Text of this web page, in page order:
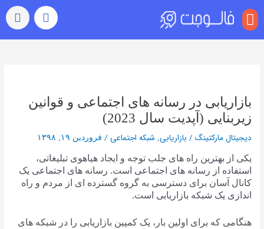
منو
بازاریابی در رسانه های اجتماعی و قوانین
زیربنایی (آپدیت سال 2023)
دیجیتال مارکتینگ / بازاریابی, شبکه اجتماعی / فروردین ۱۹, ۱۳۹۸
یکی از بهترین راه های جلب توجه و ایجاد هیاهوی تبلیغاتی،
استفاده از رسانه های اجتماعی است. رسانه های اجتماعی یک
کانال آسان برای دسترسی به گروه گسترده ای از مردم و راه
اندازی یک شبکه بازاریابی است.
هنگامی که برای اولین بار، یک کمپین بازاریابی را در شبکه های